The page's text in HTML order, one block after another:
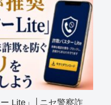
Lite」│ニセ警察詐